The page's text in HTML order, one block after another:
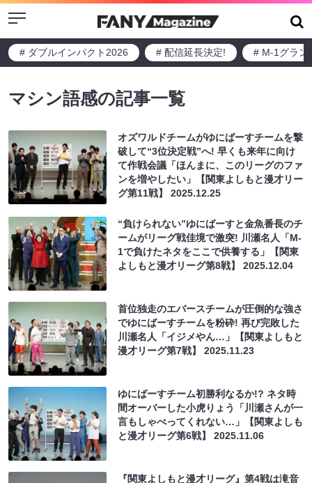
Menu
# ダブルインパクト2026 # 配信延長決定! # M-1グラン
マシン語感の記事一覧
オズワルドチームがゆにばーすチームを撃
破して“3位決定戦”へ! 早くも来年に向け
て作戦会議「ほんまに、このリーグのファ
ンを増やしたい」【関東よしもと漫才リー
グ第11戦】2025.12.25
“負けられない”ゆにばーすと金魚番長のチ
ームがリーグ戦佳境で激突! 川瀬名人「M-
1で負けたネタをここで供養する」【関東
よしもと漫才リーグ第8戦】2025.12.04
首位独走のエバースチームが圧倒的な強さ
でゆにばーすチームを粉砕! 再び完敗した
川瀬名人「イジメやん…」【関東よしもと
漫才リーグ第7戦】2025.11.23
ゆにばーすチーム初勝利なるか!? ネタ時
間オーバーした小虎りょう「川瀬さんが一
言もしゃべってくれない…」【関東よしも
と漫才リーグ第6戦】2025.11.06
『関東よしもと漫才リーグ』第4戦は滝音